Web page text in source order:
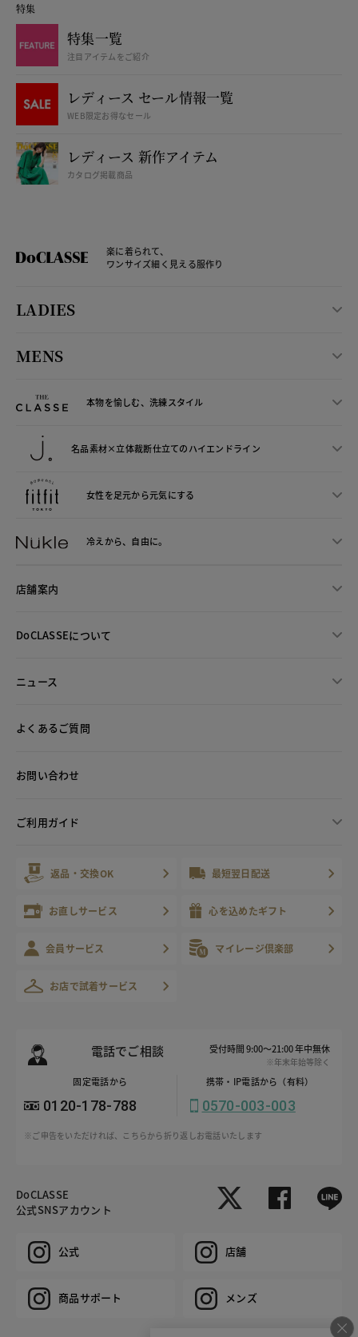
特集
特集一覧
注目アイテムをご紹介
レディース セール情報一覧
WEB限定お得なセール
レディース 新作アイテム
カタログ掲載商品
楽に着られて、
ワンサイズ細く見える服作り
LADIES
MENS
本物を愉しむ、洗練スタイル
名品素材×立体裁断仕立てのハイエンドライン
女性を足元から元気にする
冷えから、 自由に。
店舗案内
DoCLASSEについて
ニュース
よくあるご質問
お問い合わせ
ご利用ガイド
返品・交換OK 最短翌日配送
お直しサービス 心を込めたギフト
会員サービス マイレージ倶楽部
お店で試着サービス
電話でご相談 受付時間 9:00～21:00 年中無休
※年末年始等除く
固定電話から
0120-178-788
携帯・IP電話から（有料）
0570-003-003
※ご申告をいただければ、こちらから折り返しお電話いたします
DoCLASSE
公式SNSアカウント
公式 店舗
商品サポート メンズ